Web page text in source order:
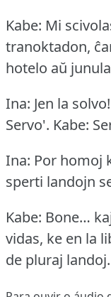
Kabe: Mi
tranoktadon,
hotelo aŭ
Ina: Jen la solvo!
Servo'. Kabe:
Ina: Por homoj
sperti landojn
Kabe: Bone…
vidas, ke en la
de pluraj landoj.